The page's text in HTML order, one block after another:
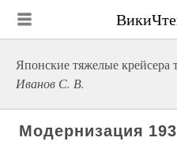
Японские тяжелые крейсера
Иванов С. В.
Модернизация